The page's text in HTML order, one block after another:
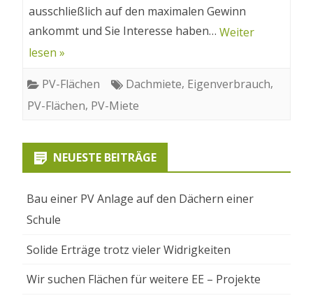
ausschließlich auf den maximalen Gewinn
ankommt und Sie Interesse haben… Weiter
lesen »
PV-Flächen Dachmiete, Eigenverbrauch,
PV-Flächen, PV-Miete
NEUESTE BEITRÄGE
Bau einer PV Anlage auf den Dächern einer
Schule
Solide Erträge trotz vieler Widrigkeiten
Wir suchen Flächen für weitere EE – Projekte